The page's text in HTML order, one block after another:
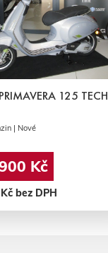
PRIMAVERA 125 TECH
| Nové
Kč
bez DPH